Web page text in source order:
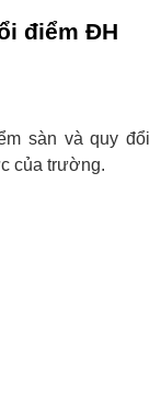
điểm ĐH
sàn và quy đổi
của trường.